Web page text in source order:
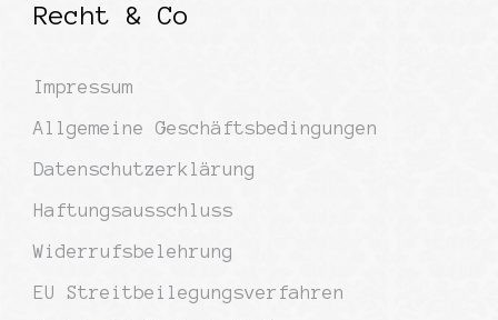
Recht & Co
Impressum
Allgemeine Geschäftsbedingungen
Datenschutzerklärung
Haftungsausschluss
Widerrufsbelehrung
EU Streitbeilegungsverfahren